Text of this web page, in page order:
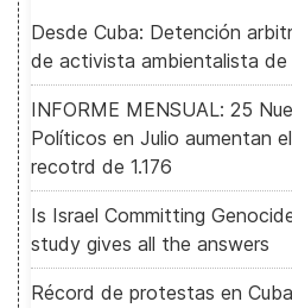
Desde Cuba: Detención
de activista ambientalista de
INFORME MENSUAL: 25
Políticos en Julio aumentan
recotrd de 1.176
Is Israel Committing
study gives all the answers
Récord de protestas en